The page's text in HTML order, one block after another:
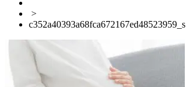
>
c352a40393a68fca672167ed48523959_s